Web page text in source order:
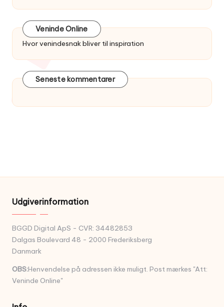
Veninde Online
Hvor venindesnak bliver til inspiration
Seneste kommentarer
Udgiverinformation
BGGD Digital ApS - CVR: 34482853
Dalgas Boulevard 48 - 2000 Frederiksberg
Danmark
OBS:Henvendelse på adressen ikke muligt. Post mærkes "Att:
Veninde Online"